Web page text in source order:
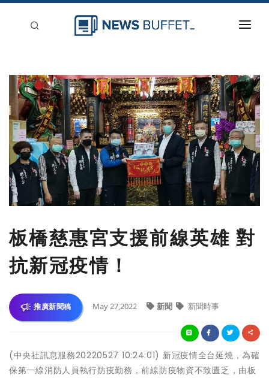
新聞稿分類
登入
刊登
板橋慈惠宮支援前線英雄 對
抗新冠疫情！
推廣新聞稿 May 27,2022 新聞 新聞時事
(中央社訊息服務20220527 10:24:01) 新冠疫情全台延燒，為確
保第一線消防人員執行防疫勤務，前線防疫物資不致匱乏，由板